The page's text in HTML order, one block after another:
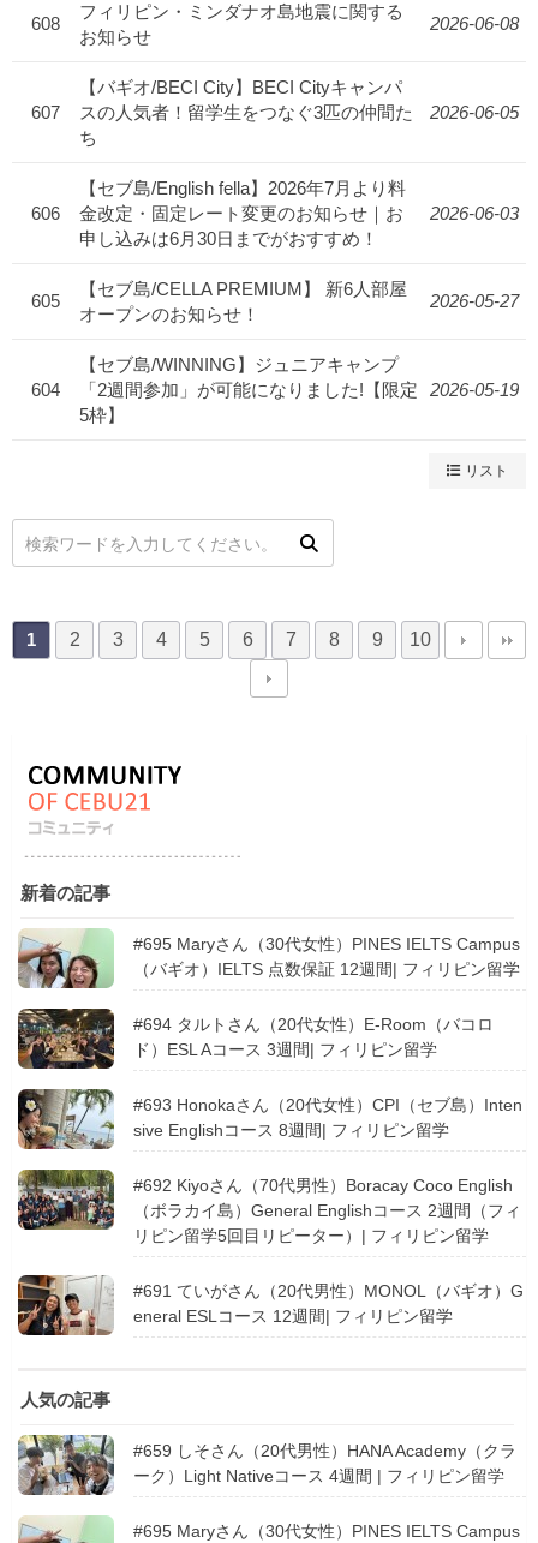
608
フィリピン・ミンダナオ島地震に関する
お知らせ
2026-06-08
607
【バギオ/BECI City】BECI Cityキャンパ
スの人気者！留学生をつなぐ3匹の仲間た
ち
2026-06-05
606
【セブ島/English fella】2026年7月より料
金改定・固定レート変更のお知らせ｜お
申し込みは6月30日までがおすすめ！
2026-06-03
605
【セブ島/CELLA PREMIUM】 新6人部屋
オープンのお知らせ！
2026-05-27
604
【セブ島/WINNING】ジュニアキャンプ
「2週間参加」が可能になりました!【限定
5枠】
2026-05-19
リスト
1 2 3 4 5 6 7 8 9 10
新着の記事
#695 Maryさん（30代女性）PINES IELTS Campus
（バギオ）IELTS 点数保証 12週間| フィリピン留学
#694 タルトさん（20代女性）E-Room（バコロ
ド）ESL Aコース 3週間| フィリピン留学
#693 Honokaさん（20代女性）CPI（セブ島）Inten
sive Englishコース 8週間| フィリピン留学
#692 Kiyoさん（70代男性）Boracay Coco English
（ボラカイ島）General Englishコース 2週間（フィ
リピン留学5回目リピーター）| フィリピン留学
#691 ていがさん（20代男性）MONOL（バギオ）G
eneral ESLコース 12週間| フィリピン留学
人気の記事
#659 しそさん（20代男性）HANA Academy（クラ
ーク）Light Nativeコース 4週間 | フィリピン留学
#695 Maryさん（30代女性）PINES IELTS Campus